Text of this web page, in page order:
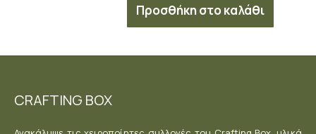
Προσθήκη στο καλάθι
CRAFTING BOX